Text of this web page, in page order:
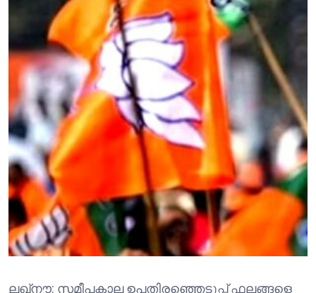
ലഖ്നൗ: സമീപകാല ഉപതിരഞ്ഞെടുപ്പ് ഫലങ്ങളെ